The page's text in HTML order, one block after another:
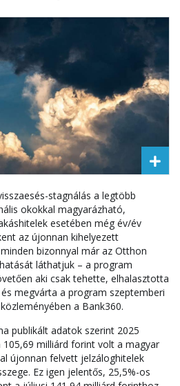
stagnálás a legtöbb
okokkal magyarázható,
esetében még év/év
az újonnan kihelyezett
bizonnyal már az Otthon
láthatjuk – a program
aki csak tehette, elhalasztotta
megvárta a program szeptemberi
a Bank360.
publikált adatok szerint 2025
105,69 milliárd forint volt a magyar
újonnan felvett jelzáloghitelek
Ez igen jelentős, 25,5%-os